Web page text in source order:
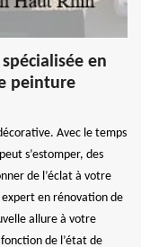
en
peinture
Avec le temps
s’estomper, des
de l’éclat à votre
en rénovation de
allure à votre
de l’état de